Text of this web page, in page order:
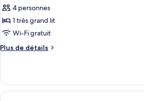
4 personnes
1 très grand lit
Wi-Fi gratuit
Plus de détails
Plus
le
type